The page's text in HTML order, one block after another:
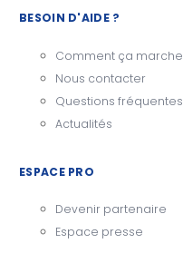
BESOIN D'AIDE ?
Comment ça marche
Nous contacter
Questions fréquentes
Actualités
ESPACE PRO
Devenir partenaire
Espace presse